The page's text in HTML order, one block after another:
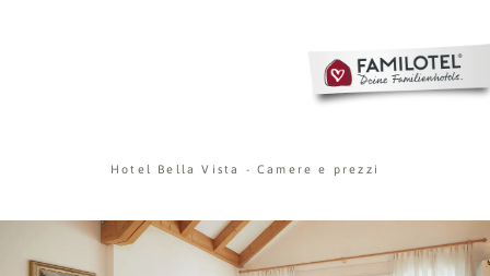
Hotel Bella Vista - Camere e prezzi